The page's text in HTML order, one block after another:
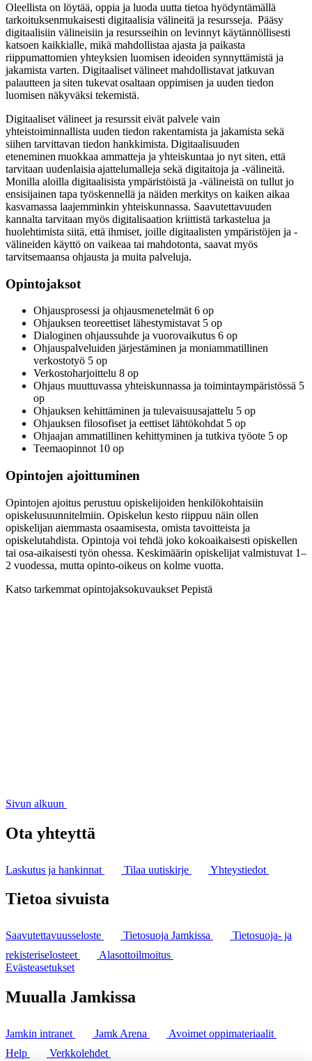
Oleellista on löytää, oppia ja luoda uutta tietoa hyödyntämällä
tarkoituksenmukaisesti digitaalisia välineitä ja resursseja. Pääsy
digitaalisiin välineisiin ja resursseihin on levinnyt käytännöllisesti
katsoen kaikkialle, mikä mahdollistaa ajasta ja paikasta
riippumattomien yhteyksien luomisen ideoiden synnyttämistä ja
jakamista varten. Digitaaliset välineet mahdollistavat jatkuvan
palautteen ja siten tukevat osaltaan oppimisen ja uuden tiedon
luomisen näkyväksi tekemistä.
Digitaaliset välineet ja resurssit eivät palvele vain
yhteistoiminnallista uuden tiedon rakentamista ja jakamista sekä
siihen tarvittavan tiedon hankkimista. Digitaalisuuden
eteneminen muokkaa ammatteja ja yhteiskuntaa jo nyt siten, että
tarvitaan uudenlaisia ajattelumalleja sekä digitaitoja ja -välineitä.
Monilla aloilla digitaalisista ympäristöistä ja -välineistä on tullut jo
ensisijainen tapa työskennellä ja näiden merkitys on kaiken aikaa
kasvamassa laajemminkin yhteiskunnassa. Saavutettavuuden
kannalta tarvitaan myös digitalisaation kriittistä tarkastelua ja
huolehtimista siitä, että ihmiset, joille digitaalisten ympäristöjen ja -
välineiden käyttö on vaikeaa tai mahdotonta, saavat myös
tarvitsemaansa ohjausta ja muita palveluja.
Opintojaksot
Ohjausprosessi ja ohjausmenetelmät 6 op
Ohjauksen teoreettiset lähestymistavat 5 op
Dialoginen ohjaussuhde ja vuorovaikutus 6 op
Ohjauspalveluiden järjestäminen ja moniammatillinen
verkostotyö 5 op
Verkostoharjoittelu 8 op
Ohjaus muuttuvassa yhteiskunnassa ja toimintaympäristössä 5
op
Ohjauksen kehittäminen ja tulevaisuusajattelu 5 op
Ohjauksen filosofiset ja eettiset lähtökohdat 5 op
Ohjaajan ammatillinen kehittyminen ja tutkiva työote 5 op
Teemaopinnot 10 op
Opintojen ajoittuminen
Opintojen ajoitus perustuu opiskelijoiden henkilökohtaisiin
opiskelusuunnitelmiin. Opiskelun kesto riippuu näin ollen
opiskelijan aiemmasta osaamisesta, omista tavoitteista ja
opiskelutahdista. Opintoja voi tehdä joko kokoaikaisesti opiskellen
tai osa-aikaisesti työn ohessa. Keskimäärin opiskelijat valmistuvat 1–
2 vuodessa, mutta opinto-oikeus on kolme vuotta.
Katso tarkemmat opintojaksokuvaukset Pepistä
Sivun alkuun
Ota yhteyttä
Laskutus ja hankinnat Tilaa uutiskirje Yhteystiedot
Tietoa sivuista
Saavutettavuusseloste Tietosuoja Jamkissa
Tietosuoja- ja
rekisteriselosteet
Alasottoilmoitus
Evästeasetukset
Muualla Jamkissa
Jamkin intranet Jamk Arena
Avoimet oppimateriaalit
Help
Verkkolehdet